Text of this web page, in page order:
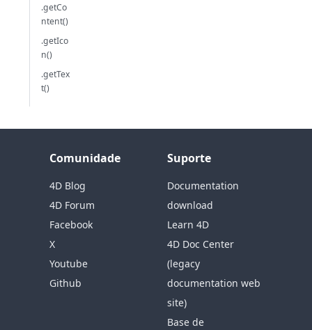
.getCo
ntent()
.getIco
n()
.getTex
t()
Comunidade
4D Blog
4D Forum
Facebook
X
Youtube
Github
Suporte
Documentation
download
Learn 4D
4D Doc Center
(legacy
documentation web
site)
Base de